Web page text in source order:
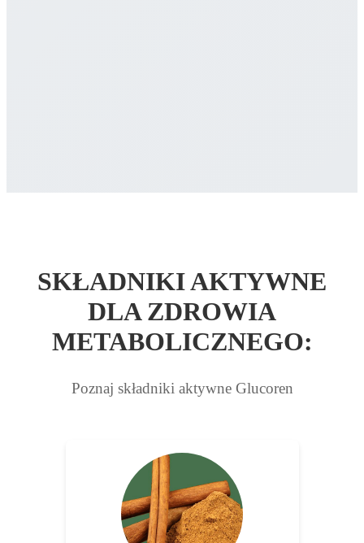
SKŁADNIKI AKTYWNE
DLA ZDROWIA
METABOLICZNEGO:
Poznaj składniki aktywne Glucoren